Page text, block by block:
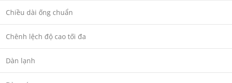
Chiều dài ống chuẩn
Chênh lệch độ cao tối đa
Dàn lạnh